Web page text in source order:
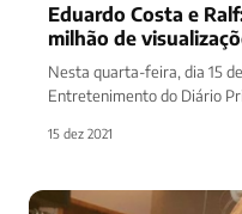
Eduardo Costa e
milhão de
Nesta quarta-feira, dia 15
Entretenimento do Diário
15 dez 2021